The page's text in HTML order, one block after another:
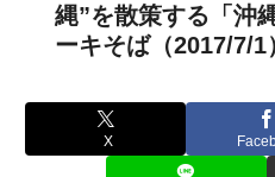
縄”を散策する「沖
ーキそば（2017/7/1
X